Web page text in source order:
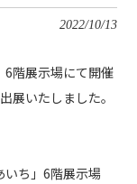
2022/10/13
6階展示場にて開催
展いたしました。
いち」6階展示場